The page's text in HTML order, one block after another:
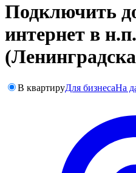
Подключить
интернет в
В квартируДля бизнесаНа